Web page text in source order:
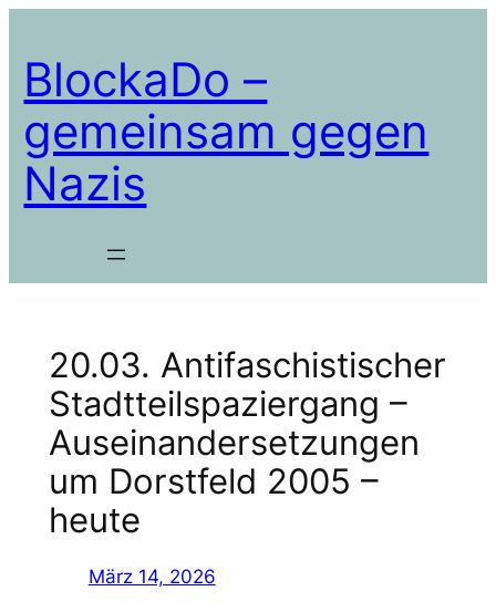
springen
BlockaDo –
gemeinsam gegen
Nazis
20.03. Antifaschistischer
Stadtteilspaziergang –
Auseinandersetzungen
um Dorstfeld 2005 –
heute
März 14, 2026